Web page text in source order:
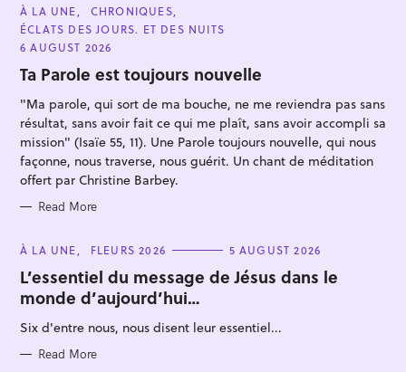
C
A
T
E
G
O
R
E
À LA UNE
CHRONIQUES
ÉCLATS DES JOURS. ET DES NUITS
6 AUGUST 2026
Ta Parole est toujours nouvelle
"Ma parole, qui sort de ma bouche, ne me reviendra pas sans
résultat, sans avoir fait ce qui me plaît, sans avoir accompli sa
mission" (Isaïe 55, 11). Une Parole toujours nouvelle, qui nous
façonne, nous traverse, nous guérit. Un chant de méditation
offert par Christine Barbey.
Read More
C
T
E
G
O
R
I
S
À LA UNE FLEURS 2026 5 AUGUST 2026
L’essentiel du message de Jésus dans le
monde d’aujourd’hui…
Six d'entre nous, nous disent leur essentiel...
Read More
c
h
f
r
: